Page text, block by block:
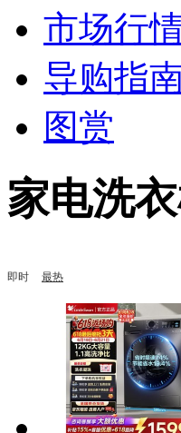
市场行
导购指
图赏
家电洗
即时 最热